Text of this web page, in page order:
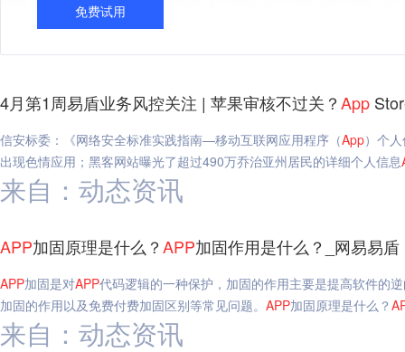
免费试用
4月第1周易盾业务风控关注 | 苹果审核不过关？App
信安标委：《网络安全标准实践指南—移动互联网应用程序（App）个
出现色情应用；黑客网站曝光了超过490万乔治亚州居民的详细个人信息
来自：动态资讯
APP加固原理是什么？APP加固作用是什么？_网易易盾
APP加固是对APP代码逻辑的一种保护，加固的作用主要是提高软件的
加固的作用以及免费付费加固区别等常见问题。 APP加固原理是什么？
来自：动态资讯